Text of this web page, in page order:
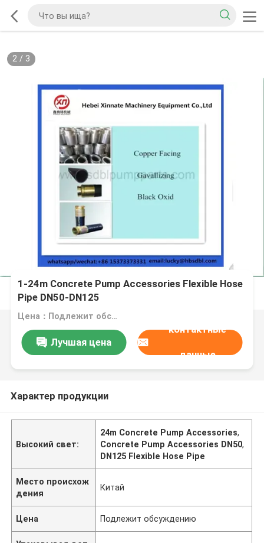
2/ 3
1-24m Concrete Pump Accessories Flexible Hose
Pipe DN50-DN125
Цена：Подлежит обсуждению
Лучшая цена
контактные
данные
Характер продукции
Высокий свет:
24m Concrete Pump Accessories,
Concrete Pump Accessories DN50,
DN125 Flexible Hose Pipe
Место происхож
дения
Китай
Цена Подлежит обсуждению